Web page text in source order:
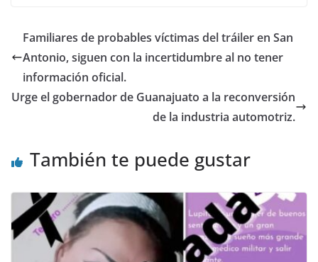
o
o
k
p
p
n
Familiares de probables víctimas del tráiler en San
Antonio, siguen con la incertidumbre al no tener
información oficial.
Urge el gobernador de Guanajuato a la reconversión
de la industria automotriz.
También te puede gustar